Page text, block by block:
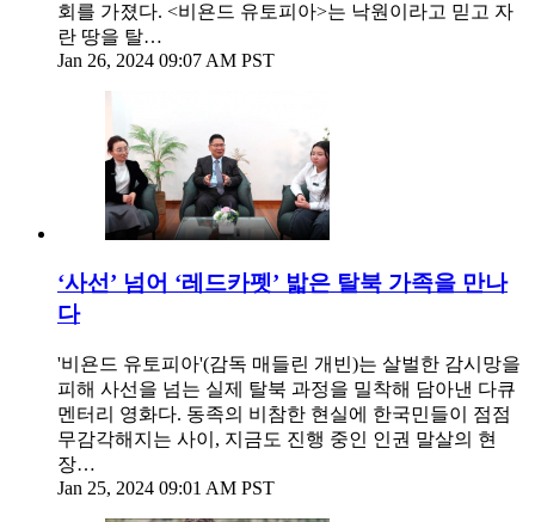
회를 가졌다. <비욘드 유토피아>는 낙원이라고 믿고 자
란 땅을 탈…
Jan 26, 2024 09:07 AM PST
‘사선’ 넘어 ‘레드카펫’ 밟은 탈북 가족을 만나
다
'비욘드 유토피아'(감독 매들린 개빈)는 살벌한 감시망을
피해 사선을 넘는 실제 탈북 과정을 밀착해 담아낸 다큐
멘터리 영화다. 동족의 비참한 현실에 한국민들이 점점
무감각해지는 사이, 지금도 진행 중인 인권 말살의 현
장…
Jan 25, 2024 09:01 AM PST